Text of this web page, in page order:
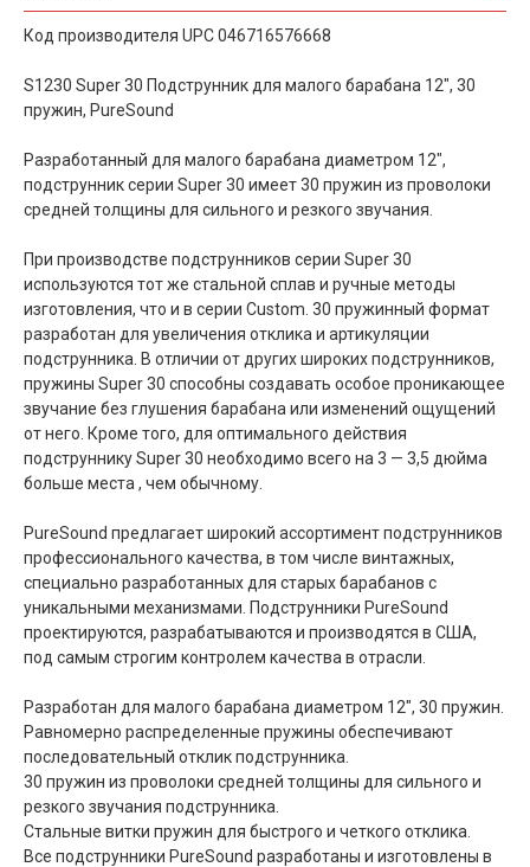
Код производителя UPC 046716576668
S1230 Super 30 Подструнник для малого барабана 12", 30
пружин, PureSound
Разработанный для малого барабана диаметром 12",
подструнник серии Super 30 имеет 30 пружин из проволоки
средней толщины для сильного и резкого звучания.
При производстве подструнников серии Super 30
используются тот же стальной сплав и ручные методы
изготовления, что и в серии Custom. 30 пружинный формат
разработан для увеличения отклика и артикуляции
подструнника. В отличии от других широких подструнников,
пружины Super 30 способны создавать особое проникающее
звучание без глушения барабана или изменений ощущений
от него. Кроме того, для оптимального действия
подструннику Super 30 необходимо всего на 3 — 3,5 дюйма
больше места , чем обычному.
PureSound предлагает широкий ассортимент подструнников
профессионального качества, в том числе винтажных,
специально разработанных для старых барабанов с
уникальными механизмами. Подструнники PureSound
проектируются, разрабатываются и производятся в США,
под самым строгим контролем качества в отрасли.
Разработан для малого барабана диаметром 12", 30 пружин.
Равномерно распределенные пружины обеспечивают
последовательный отклик подструнника.
30 пружин из проволоки средней толщины для сильного и
резкого звучания подструнника.
Стальные витки пружин для быстрого и четкого отклика.
Все подструнники PureSound разработаны и изготовлены в